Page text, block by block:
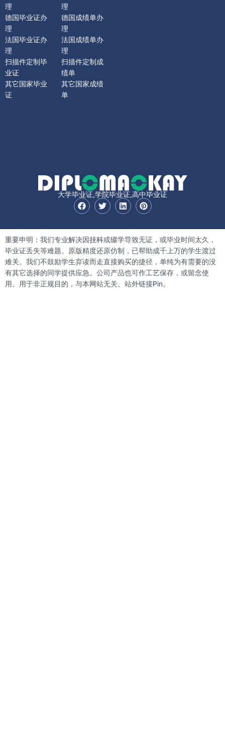
理
德国毕业证办
理
法国毕业证办
理
扫描件定制毕
业证
其它国家毕业
证
理
德国成绩单办
理
法国成绩单办
理
扫描件定制成
绩单
其它国家成绩
单
大学毕业证,学院毕业证,高中毕业证
F
a
o
o
k
T
w
t
e
r
L
i
d
i
n
P
i
r
e
s
t
重要申明：我们专业解决因挂科或辍学导致无证，或毕业时间太久，
毕业证丢失等难题。原版精度还原仿制，已帮助成千上万的学生渡过
难关。我们不鼓励学生弃读而走直接购买的捷径，单纯为有需要的没
有其它选择的同学提供应急。公司产品也可作工艺保存，或留念使
用。用于非正规目的，与本网站无关。站外链接Pin。